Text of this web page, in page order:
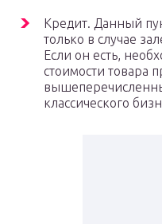
Кредит. Данный
только в случае
Если он есть,
стоимости товара
классического